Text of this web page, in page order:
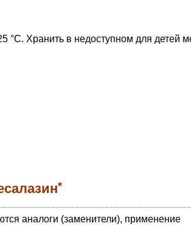
Хранить в недоступном для детей
*
аналоги (заменители), применение